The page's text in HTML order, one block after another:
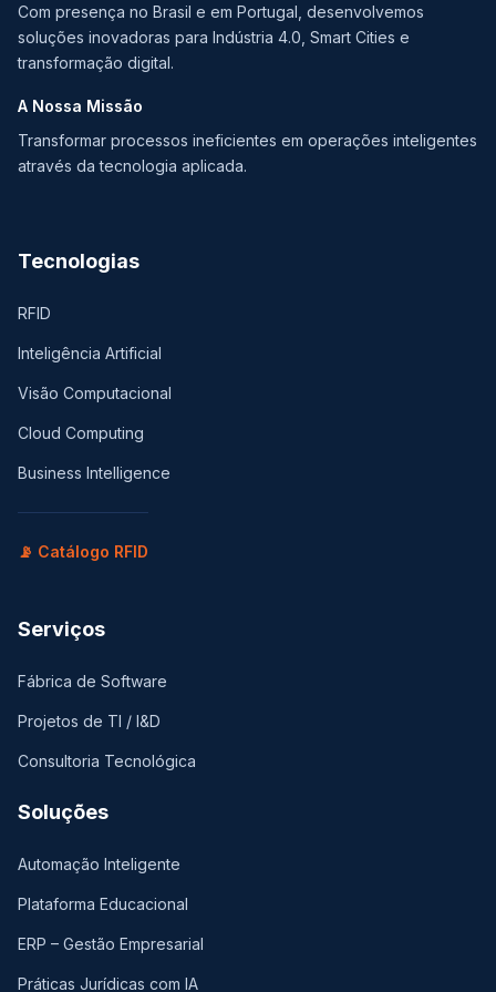
Com presença no Brasil e em Portugal, desenvolvemos
soluções inovadoras para Indústria 4.0, Smart Cities e
transformação digital.
A Nossa Missão
Transformar processos ineficientes em operações inteligentes
através da tecnologia aplicada.
Tecnologias
RFID
Inteligência Artificial
Visão Computacional
Cloud Computing
Business Intelligence
📡 Catálogo RFID
Serviços
Fábrica de Software
Projetos de TI / I&D
Consultoria Tecnológica
Soluções
Automação Inteligente
Plataforma Educacional
ERP – Gestão Empresarial
Práticas Jurídicas com IA